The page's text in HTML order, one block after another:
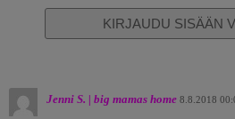
KIRJAUDU SISÄÄN
Jenni S. | big mamas home 8.8.2018